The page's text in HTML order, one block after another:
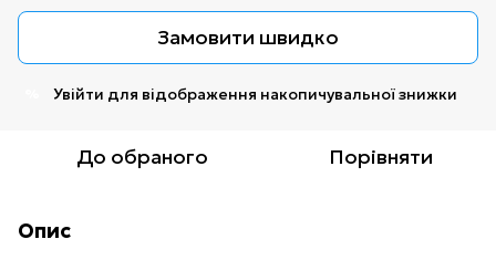
Замовити швидко
Увійти для відображення накопичувальної знижки
До обраного Порівняти
Опис